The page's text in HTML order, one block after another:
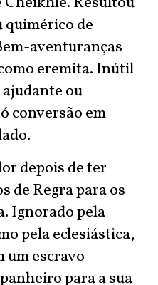
quimérico de
aventuranças
eremita. Inútil
ou
conversão em
depois de ter
de Regra para os
Ignorado pela
pela eclesiástica,
um escravo
para a sua